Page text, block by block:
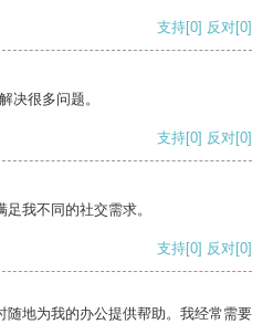
支持[0] 反对[0]
决很多问题。
支持[0] 反对[0]
我不同的社交需求。
支持[0] 反对[0]
随地为我的办公提供帮助。我经常需要